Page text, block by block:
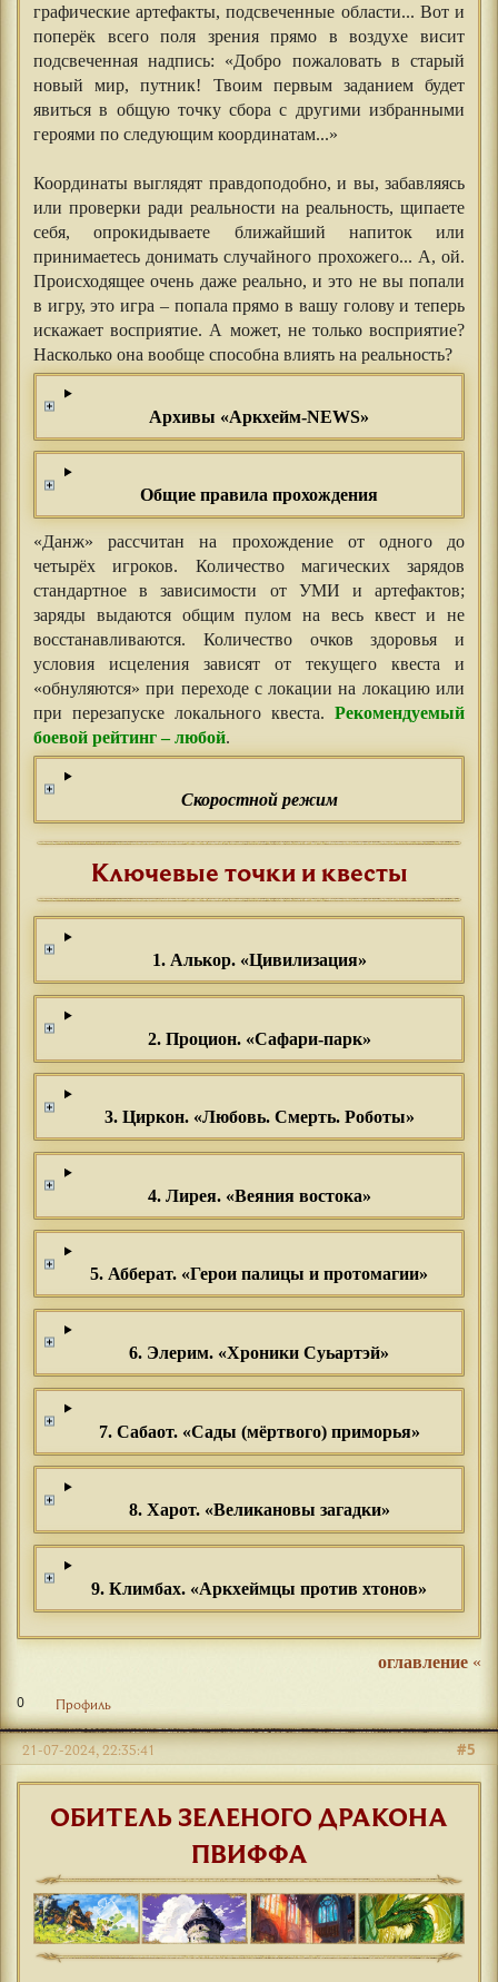
графические артефакты, подсвеченные области... Вот и
поперёк всего поля зрения прямо в воздухе висит
подсвеченная надпись: «Добро пожаловать в старый
новый мир, путник! Твоим первым заданием будет
явиться в общую точку сбора с другими избранными
героями по следующим координатам...»
Координаты выглядят правдоподобно, и вы, забавляясь
или проверки ради реальности на реальность, щипаете
себя, опрокидываете ближайший напиток или
принимаетесь донимать случайного прохожего... А, ой.
Происходящее очень даже реально, и это не вы попали
в игру, это игра – попала прямо в вашу голову и теперь
искажает восприятие. А может, не только восприятие?
Насколько она вообще способна влиять на реальность?
Архивы «Аркхейм-NEWS»
Общие правила прохождения
«Данж» рассчитан на прохождение от одного до
четырёх игроков. Количество магических зарядов
стандартное в зависимости от УМИ и артефактов;
заряды выдаются общим пулом на весь квест и не
восстанавливаются. Количество очков здоровья и
условия исцеления зависят от текущего квеста и
«обнуляются» при переходе с локации на локацию или
при перезапуске локального квеста. Рекомендуемый
боевой рейтинг – любой.
Скоростной режим
Ключевые точки и квесты
1. Алькор. «Цивилизация»
2. Процион. «Сафари-парк»
3. Циркон. «Любовь. Смерть. Роботы»
4. Лирея. «Веяния востока»
5. Абберат. «Герои палицы и протомагии»
6. Элерим. «Хроники Суьартэй»
7. Сабаот. «Сады (мёртвого) приморья»
8. Харот. «Великановы загадки»
9. Климбах. «Аркхеймцы против хтонов»
оглавление «
0 Профиль
#5
21-07-2024, 22:35:41
ОБИТЕЛЬ ЗЕЛЕНОГО ДРАКОНА
ПВИФФА